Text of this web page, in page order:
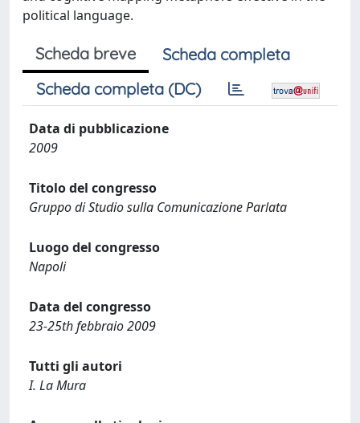
political language.
Scheda breve
Scheda completa
Scheda completa (DC)
Data di pubblicazione
2009
Titolo del congresso
Gruppo di Studio sulla Comunicazione Parlata
Luogo del congresso
Napoli
Data del congresso
23-25th febbraio 2009
Tutti gli autori
I. La Mura